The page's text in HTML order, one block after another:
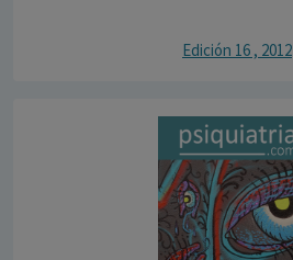
Edición 16 , 2012